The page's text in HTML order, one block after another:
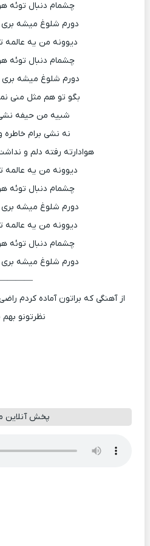
چشمام دنبال توئه
دورم شلوغ میشه بری
دیوونه من یه عالمه
چشمام دنبال توئه
دورم شلوغ میشه بری
بگو تو هم مثل منی
شبیه من حیفه
نه نشی برام خاطره
هوادارته رفته دلم و
دیوونه من یه عالمه
چشمام دنبال توئه
دورم شلوغ میشه بری
دیوونه من یه عالمه
چشمام دنبال توئه
دورم شلوغ میشه بری
از آهنگی که براتون آماده کردم
نظرتونو بهم
پخش آنلاین